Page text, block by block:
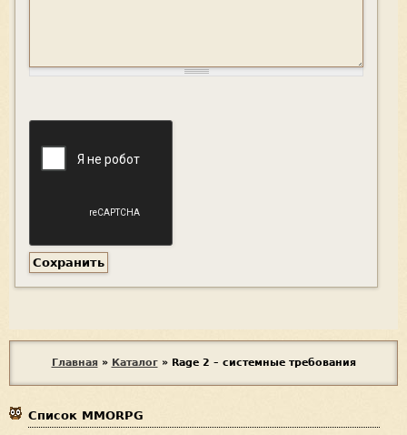
ы
з
Главная » Каталог » Rage 2 – системные требования
Список MMORPG